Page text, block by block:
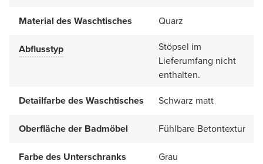
Material des Waschtisches Quarz
Abflusstyp
Stöpsel im
Lieferumfang nicht
enthalten.
Detailfarbe des Waschtisches
Schwarz matt
Oberfläche der Badmöbel Fühlbare Betontextur
Farbe des Unterschranks Grau